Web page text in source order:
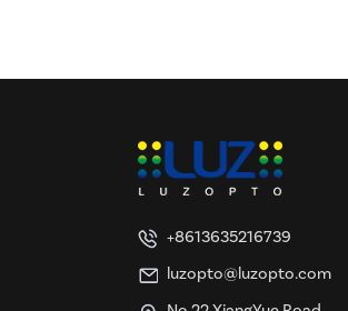
+8613635216739
luzopto@luzopto.com